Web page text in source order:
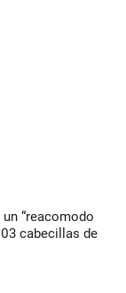
“reacomodo
cabecillas de